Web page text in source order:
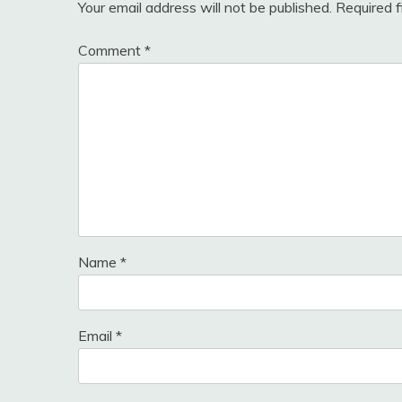
Your email address will not be published. Required
Comment *
Name *
Email *